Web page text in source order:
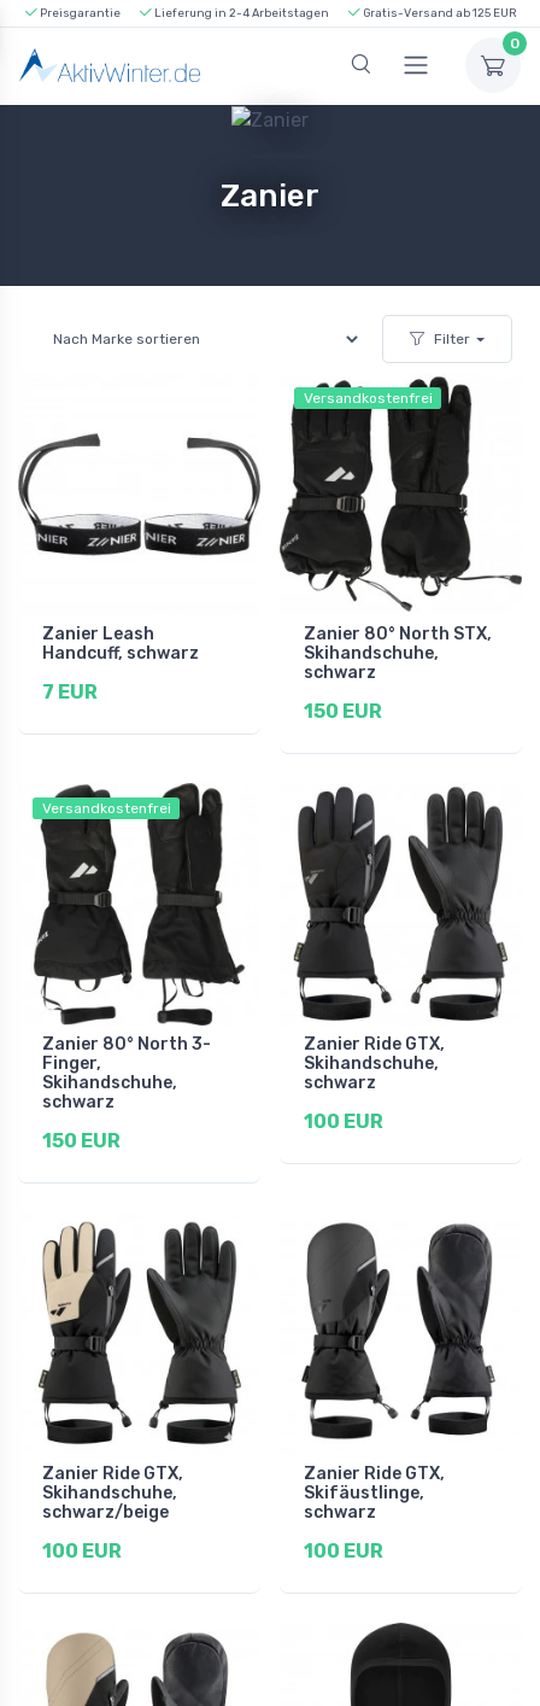
Preisgarantie Lieferung in 2-4 Arbeitstagen Gratis-Versand ab 125 EUR
0
Zanier
Filter
Zanier Leash
Handcuff, schwarz
7 EUR
Versandkostenfrei
Zanier 80° North STX,
Skihandschuhe,
schwarz
150 EUR
Versandkostenfrei
Zanier 80° North 3-
Finger,
Skihandschuhe,
schwarz
150 EUR
Zanier Ride GTX,
Skihandschuhe,
schwarz
100 EUR
Zanier Ride GTX,
Skihandschuhe,
schwarz/beige
100 EUR
Zanier Ride GTX,
Skifäustlinge,
schwarz
100 EUR